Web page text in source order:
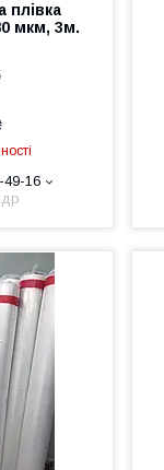
плівка
мкм, 3м.
49-16